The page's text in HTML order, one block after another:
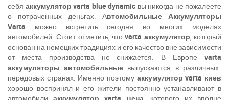
себя аккумулятор varta bluedynamic вы никогда не пожалеете
о потраченных деньгах. Автомобильные Аккумуляторы
Varta можно встретить сегодня во многих моделях
автомобилей. Стоит отметить, чтоvarta аккумулятор, который
основан на немецких традициях и его качество вне зависимости
от места производства не снижается. В Европе varta
аккумуляторы автомобильные выпускаются в различных
передовых странах. Именно поэтому аккумуляторvarta киев
хорошо воспринял и его жители постоянно устанавливают в